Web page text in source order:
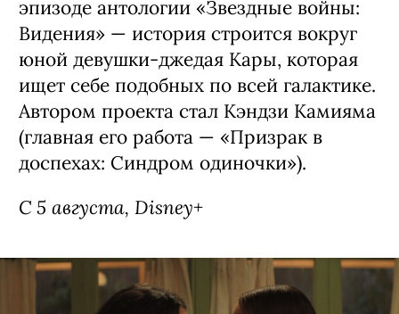
эпизоде антологии «Звездные войны:
Видения» — история строится вокруг
юной девушки-джедая Кары, которая
ищет себе подобных по всей галактике.
Автором проекта стал Кэндзи Камияма
(главная его работа — «Призрак в
доспехах: Синдром одиночки»).
С 5 августа, Disney+